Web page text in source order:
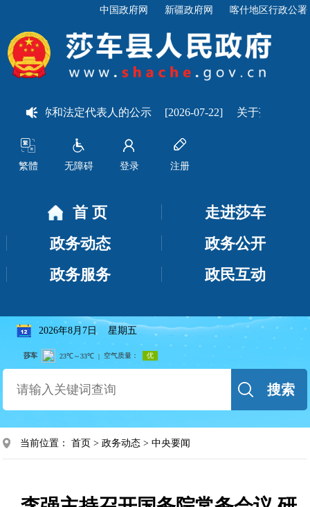
中国政府网 新疆政府网 喀什地区行政公署
业名称和法定代表人的公示 [2026-07-22] 关于莎车县
繁體 无障碍 登录 注册
首 页
走进莎车
政务动态
政务公开
政务服务
政民互动
2026年8月7日 星期五
搜索
当前位置：首页 >政务动态 >中央要闻